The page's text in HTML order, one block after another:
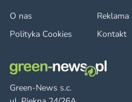
Green-News s.c.
O nas
Reklama
Polityka Cookies
Kontakt